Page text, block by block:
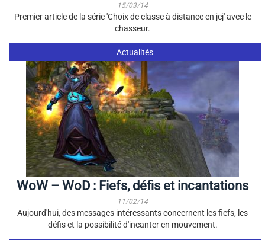
15/03/14
Premier article de la série 'Choix de classe à distance en jcj' avec le
chasseur.
Actualités
WoW – WoD : Fiefs, défis et incantations
11/02/14
Aujourd'hui, des messages intéressants concernent les fiefs, les
défis et la possibilité d'incanter en mouvement.